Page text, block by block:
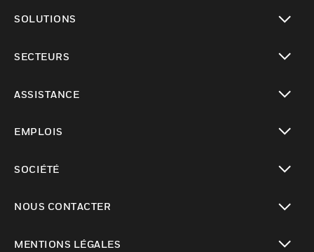
SOLUTIONS
SECTEURS
ASSISTANCE
EMPLOIS
SOCIÉTÉ
NOUS CONTACTER
MENTIONS LÉGALES